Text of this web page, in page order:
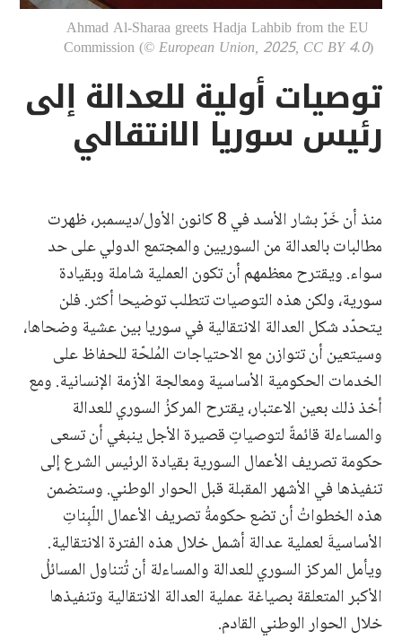
Ahmad Al-Sharaa greets Hadja Lahbib from the EU
Commission (© European Union, 2025, CC BY 4.0)
توصيات أولية للعدالة إلى
رئيس سوريا الانتقالي
منذ أن خَرّ بشار الأسد في 8 كانون الأول/ديسمبر، ظهرت
مطالبات بالعدالة من السوريين والمجتمع الدولي على حد
سواء. ويقترح معظمهم أن تكون العملية شاملة وبقيادة
سورية، ولكن هذه التوصيات تتطلب توضيحا أكثر. فلن
يتحدّد شكل العدالة الانتقالية في سوريا بين عشية وضحاها،
وسيتعين أن تتوازن مع الاحتياجات المُلحّة للحفاظ على
الخدمات الحكومية الأساسية ومعالجة الأزمة الإنسانية. ومع
أخذ ذلك بعين الاعتبار، يقترح المركزُ السوري للعدالة
والمساءلة قائمةً لتوصياتٍ قصيرة الأجل ينبغي أن تسعى
حكومة تصريف الأعمال السورية بقيادة الرئيس الشرع إلى
تنفيذها في الأشهر المقبلة قبل الحوار الوطني. وستضمن
هذه الخطواتُ أن تضع حكومةُ تصريف الأعمال اللّبِناتِ
الأساسيةَ لعملية عدالة أشمل خلال هذه الفترة الانتقالية.
ويأمل المركز السوري للعدالة والمساءلة أن تُتناول المسائلُ
الأكبر المتعلقة بصياغة عملية العدالة الانتقالية وتنفيذها
خلال الحوار الوطني القادم.